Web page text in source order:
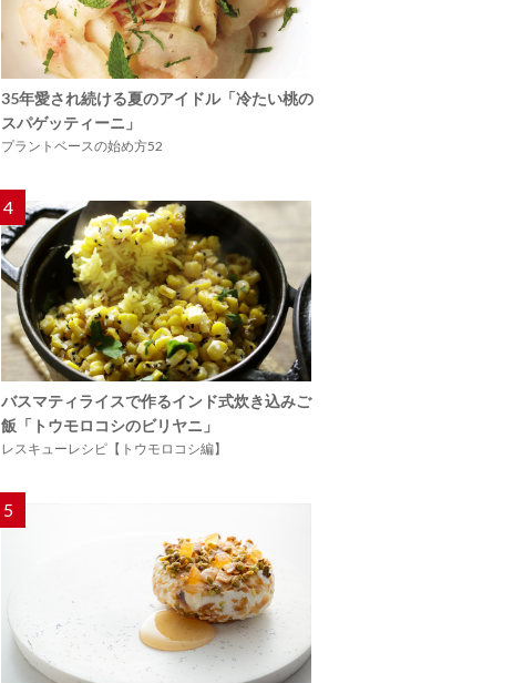
35年愛され続ける夏のアイドル「冷たい桃の
スパゲッティーニ」
プラントベースの始め方52
4
バスマティライスで作るインド式炊き込みご
飯「トウモロコシのビリヤニ」
レスキューレシピ【トウモロコシ編】
5